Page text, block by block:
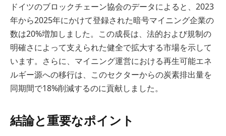
ドイツのブロックチェーン協会のデータによると、2023
年から2025年にかけて登録された暗号マイニング企業の
数は20%増加しました。この成長は、法的および規制の
明確さによって支えられた健全で拡大する市場を示して
います。さらに、マイニング運営における再生可能エネ
ルギー源への移行は、このセクターからの炭素排出量を
同期間で18%削減するのに貢献しました。
結論と重要なポイント